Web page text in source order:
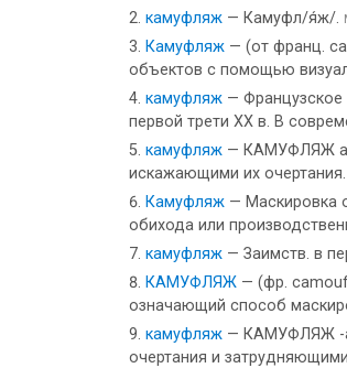
камуфляж — Камуфл/я́ж/.
Камуфляж — (от франц.
объектов с помощью
камуфляж — Французское
первой трети XX в. В
камуфляж — КАМУФЛЯЖ а,
искажающими их
Камуфляж — Маскировка
обихода или
камуфляж — Заимств. в
КАМУФЛЯЖ — (фр.
означающий способ
камуфляж — КАМУФЛЯЖ -а;
очертания и